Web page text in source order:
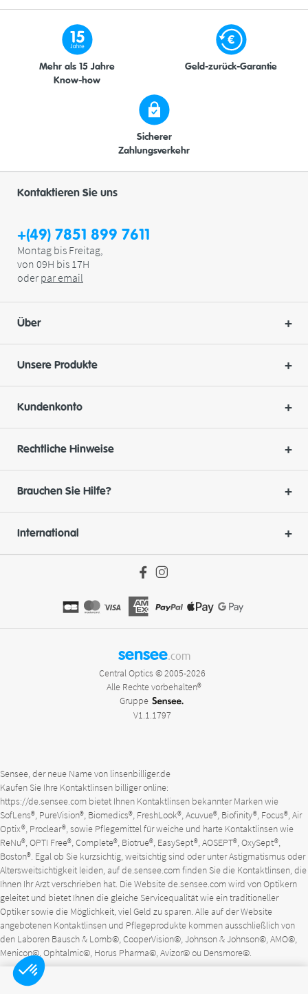
Mehr als 15 Jahre
Know-how
Sicherer
Zahlungsverkehr
Geld-zurück-Garantie
Kontaktieren Sie uns
+(49) 7851 899 7611
Montag bis Freitag,
von 09H bis 17H
oder paremail
Über
Unsere Produkte
Kundenkonto
Rechtliche Hinweise
Brauchen Sie Hilfe?
International
sensee.com
Central Optics © 2005-2026
Alle Rechte vorbehalten®
Gruppe
V1.1.1797
Sensee, der neue Name von linsenbilliger.de
Kaufen Sie Ihre Kontaktlinsen billiger online:
https://de.sensee.com bietet Ihnen Kontaktlinsen bekannter Marken wie
SofLens®, PureVision®, Biomedics®, FreshLook®, Acuvue®, Biofinity®, Focus®, Air
Optix®, Proclear®, sowie Pflegemittel für weiche und harte Kontaktlinsen wie
ReNu®, OPTI Free®, Complete®, Biotrue®, EasySept®, AOSEPT®, OxySept®,
Boston®. Egal ob Sie kurzsichtig, weitsichtig sind oder unter Astigmatismus oder
Altersweitsichtigkeit leiden, aufde.sensee.comfinden Sie die Kontaktlinsen, die
Ihnen Ihr Arzt verschrieben hat. Die Websitede.sensee.comwird von Optikern
geleitet und bietet Ihnen die gleiche Servicequalität wie ein traditioneller
Optiker sowie die Möglichkeit, viel Geld zu sparen. Alle auf der Website
angebotenen Kontaktlinsen und Pflegeprodukte kommen ausschließlich von
den Laboren Bausch & Lomb©, CooperVision©, Johnson & Johnson©, AMO©,
Menicon©, Ophtalmic©, Horus Pharma©, Avizor© ou Densmore©.